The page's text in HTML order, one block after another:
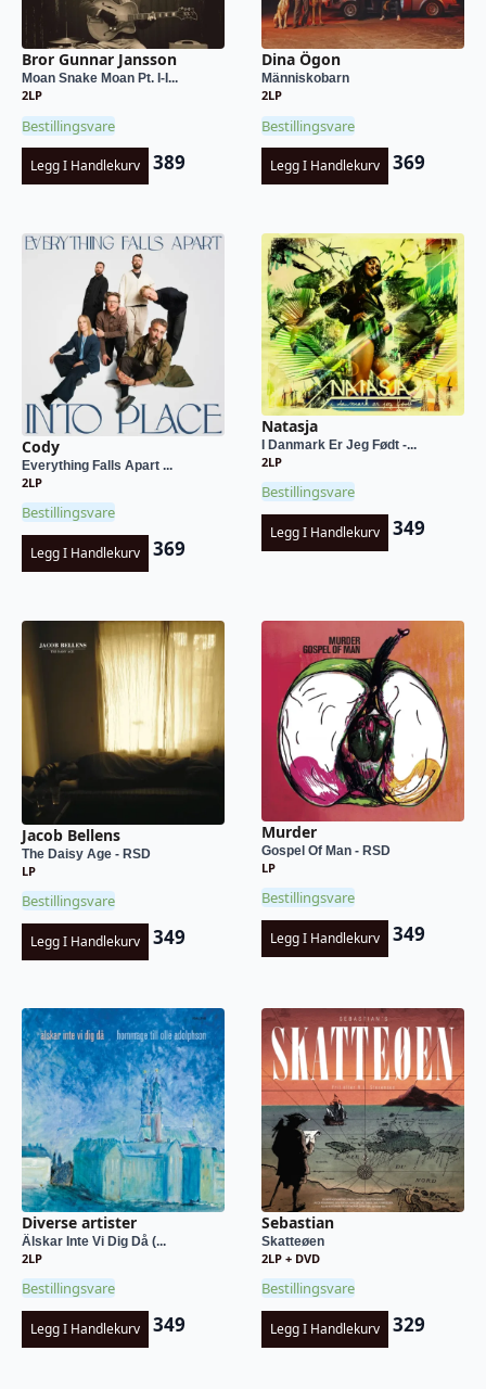
Bror Gunnar Jansson
Moan Snake Moan Pt. I-I...
2LP
Bestillingsvare
Legg I Handlekurv 389
Dina Ögon
Människobarn
2LP
Bestillingsvare
Legg I Handlekurv 369
Cody
Everything Falls Apart ...
2LP
Bestillingsvare
Legg I Handlekurv 369
Natasja
I Danmark Er Jeg Født -...
2LP
Bestillingsvare
Legg I Handlekurv 349
Jacob Bellens
The Daisy Age - RSD
LP
Bestillingsvare
Legg I Handlekurv 349
Murder
Gospel Of Man - RSD
LP
Bestillingsvare
Legg I Handlekurv 349
Diverse artister
Älskar Inte Vi Dig Då (...
2LP
Bestillingsvare
Legg I Handlekurv 349
Sebastian
Skatteøen
2LP + DVD
Bestillingsvare
Legg I Handlekurv 329